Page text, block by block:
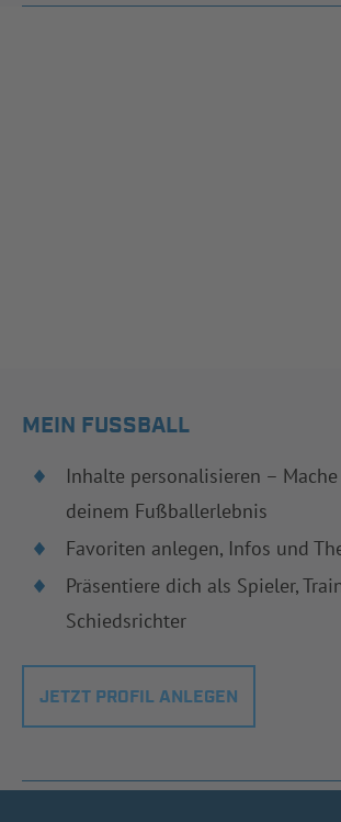
MEIN FUSSBALL
Inhalte personalisieren –
deinem Fußballerlebnis
Favoriten anlegen, Infos und
Präsentiere dich als Spieler,
Schiedsrichter
JETZT PROFIL ANLEGEN